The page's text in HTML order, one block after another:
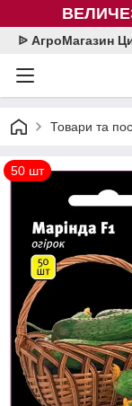
ᐉ АгроМагазин
Товари та
50 шт